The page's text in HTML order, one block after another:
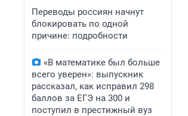
Переводы россиян начнут
блокировать по одной
причине: подробности
«В математике был больше
всего уверен»: выпускник
рассказал, как исправил 298
баллов за ЕГЭ на 300 и
поступил в престижный вуз